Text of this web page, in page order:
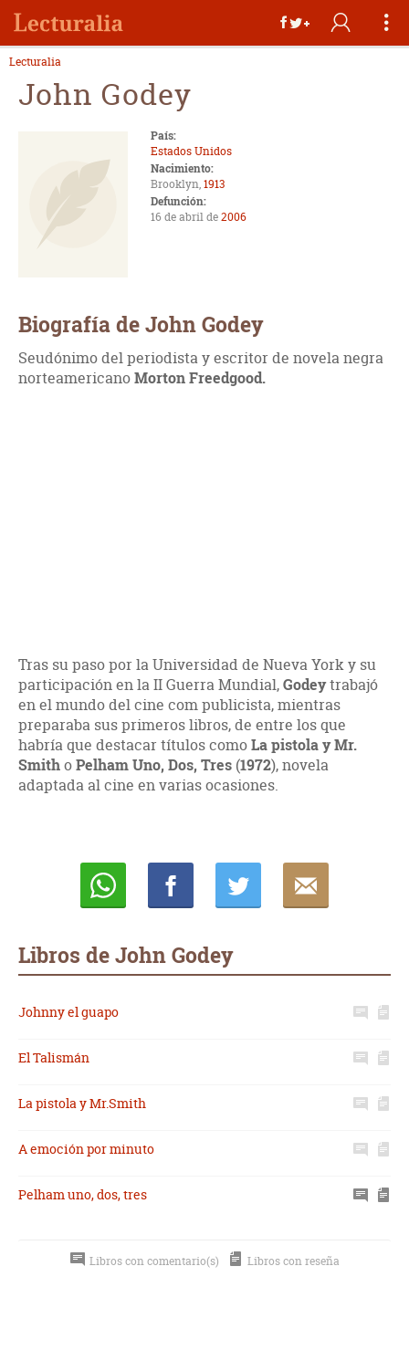
Lecturalia
John Godey
País:
Estados Unidos
Nacimiento:
Brooklyn,1913
Defunción:
16 de abril de2006
Biografía de John Godey
Seudónimo del periodista y escritor de novela negra
norteamericanoMorton Freedgood.
Tras su paso por la Universidad de Nueva York y su
participación en la II Guerra Mundial,Godeytrabajó
en el mundo del cine com publicista, mientras
preparaba sus primeros libros, de entre los que
habría que destacar títulos comoLa pistola y Mr.
SmithoPelham Uno, Dos, Tres (1972), novela
adaptada al cine en varias ocasiones.
Libros de John Godey
Johnny el guapo
El Talismán
La pistola y Mr.Smith
A emoción por minuto
Pelham uno, dos, tres
Libros con comentario(s) Libros con reseña